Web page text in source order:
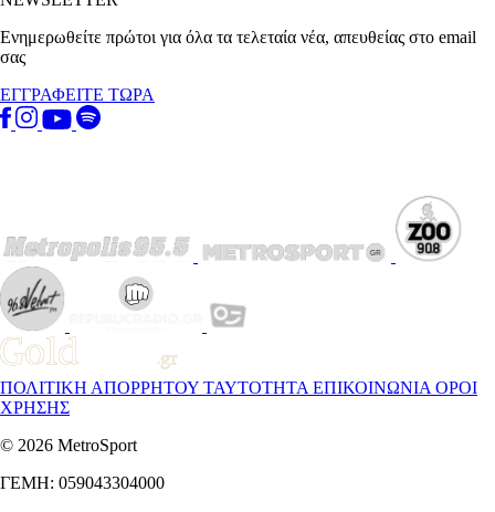
Ενημερωθείτε πρώτοι για όλα τα τελεταία νέα, απευθείας στο email
σας
ΕΓΓΡΑΦΕΙΤΕ ΤΩΡΑ
ΠΟΛΙΤΙΚΗ ΑΠΟΡΡΗΤΟΥ ΤΑΥΤΟΤΗΤΑ ΕΠΙΚΟΙΝΩΝΙΑ ΟΡΟΙ
ΧΡΗΣΗΣ
© 2026 MetroSport
ΓΕΜΗ: 059043304000